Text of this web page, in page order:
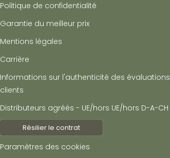
Politique de confidentialité
Garantie du meilleur prix
Mentions légales
Carrière
Informations sur l'authenticité des
clients
Distributeurs agréés - UE/hors UE/hors D-A-CH
Résilier le contrat
Paramètres des cookies